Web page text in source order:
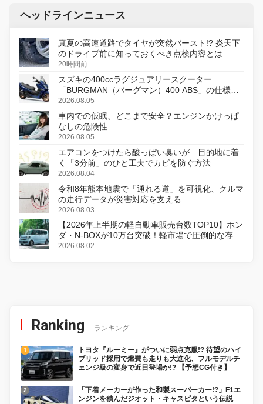
ヘッドラインニュース
真夏の高速道路でタイヤが突然バースト!? 炎天下
のドライブ前に知っておくべき点検内容とは
20時間前
スズキの400ccラグジュアリースクーター
「BURGMAN（バーグマン）400 ABS」の仕様を
変更し、8月18日に発売
2026.08.05
車内での仮眠、どこまで安全？エンジンかけっぱ
なしの危険性
2026.08.05
エアコンをつけたら酸っぱい臭いが…目的地に着
く「3分前」のひと工夫でカビを防ぐ方法
2026.08.04
令和8年熊本地震で「通れる道」を可視化、クルマ
の走行データが災害対応を支える
2026.08.03
【2026年上半期の軽自動車販売台数TOP10】ホン
ダ・N-BOXが10万台突破！軽市場で圧倒的な存在
感
2026.08.02
Ranking ランキング
トヨタ『ルーミー』がついに弱点克服!? 待望のハイ
ブリッド採用で燃費も走りも大進化、フルモデルチ
ェンジ級の変身で近日登場か!? 【予想CG付き】
「下着メーカーが作った和製スーパーカー!?」F1エ
ンジンを積んだジオット・キャスピタという伝説